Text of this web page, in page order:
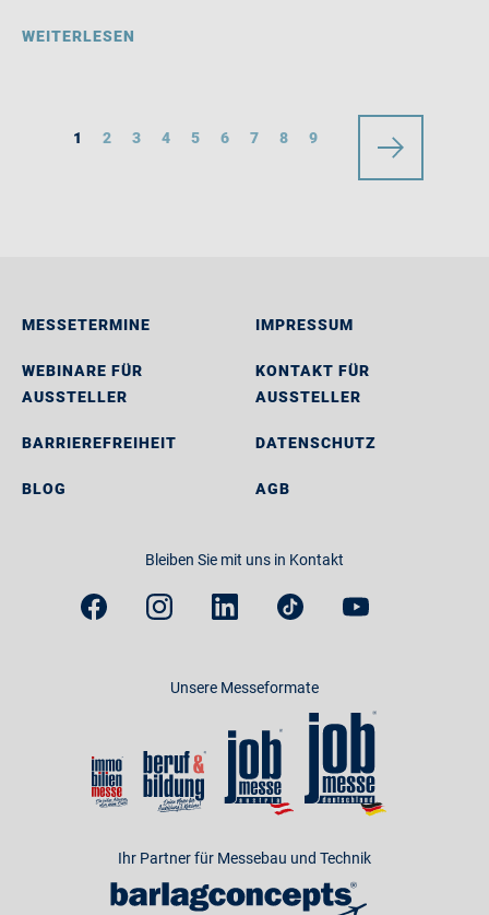
WEITERLESEN
1 2 3 4 5 6 7 8 9
MESSETERMINE
WEBINARE FÜR
AUSSTELLER
BARRIEREFREIHEIT
BLOG
IMPRESSUM
KONTAKT FÜR
AUSSTELLER
DATENSCHUTZ
AGB
Bleiben Sie mit uns in Kontakt
Unsere Messeformate
Ihr Partner für Messebau und Technik